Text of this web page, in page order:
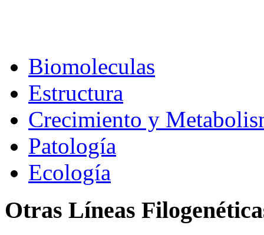
Biomoleculas
Estructura
Crecimiento y
Patología
Ecología
Otras Líneas